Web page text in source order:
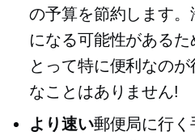
の予算を節約します
になる可能性がある
とって特に便利なの
なことはありません!
より速い郵便局に行く